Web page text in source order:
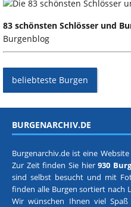
83 schönsten Schlösser und
Burgenblog
beliebteste Burgen
BURGENARCHIV.DE
Burgenarchiv.de ist eine
Zur Zeit finden Sie hier930
sind selbst besucht und mit
finden alle Burgen sortiert nach
Wir wünschen Ihnen viel